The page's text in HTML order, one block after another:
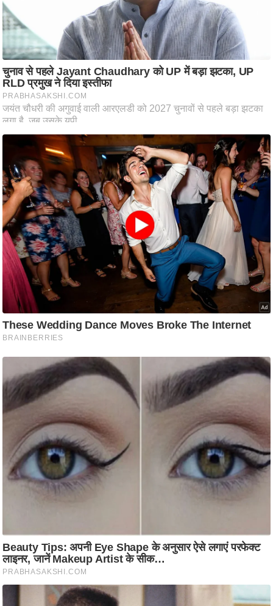
ए
.
आ
र
.
आ
ई
चा
य
प
र
स
मी
क्षा
ध
र्म
ज्यो
ति
प्र
भु
म
मा
/
ध
र्म
व्र
त
त्यो